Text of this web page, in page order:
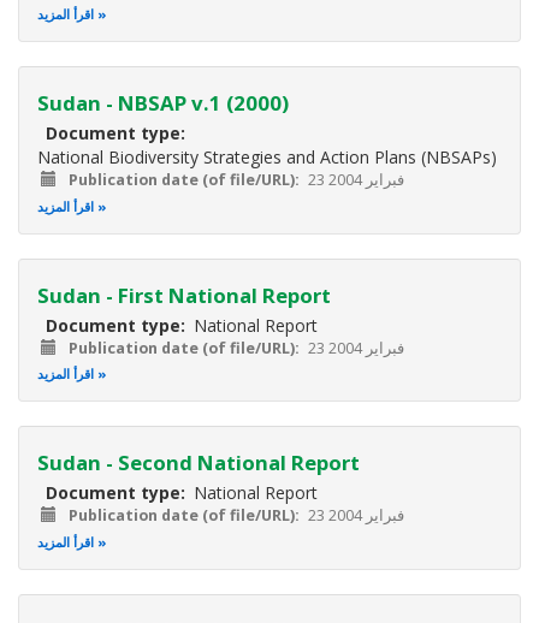
اقرأ المزيد
Sudan - NBSAP v.1 (2000)
Document type
National Biodiversity Strategies and Action Plans (NBSAPs)
Publication date (of file/URL) 23 فبراير 2004
اقرأ المزيد
Sudan - First National Report
Document type National Report
Publication date (of file/URL) 23 فبراير 2004
اقرأ المزيد
Sudan - Second National Report
Document type National Report
Publication date (of file/URL) 23 فبراير 2004
اقرأ المزيد